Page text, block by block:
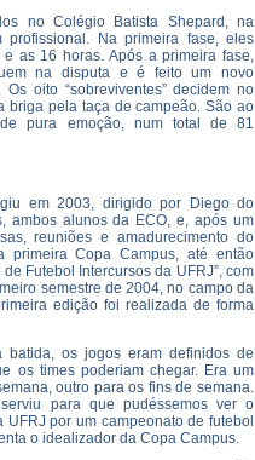
no Colégio Batista Shepard, na
profissional. Na primeira fase, eles
as 16 horas. Após a primeira fase,
na disputa e é feito um novo
oito “sobreviventes” decidem no
briga pela taça de campeão. São ao
pura emoção, num total de 81
em 2003, dirigido por Diego do
ambos alunos da ECO, e, após um
reuniões e amadurecimento do
primeira Copa Campus, até então
Futebol Intercursos da UFRJ”, com
semestre de 2004, no campo da
edição foi realizada de forma
batida, os jogos eram definidos de
os times poderiam chegar. Era um
outro para os fins de semana.
para que pudéssemos ver o
por um campeonato de futebol
o idealizador da Copa Campus.